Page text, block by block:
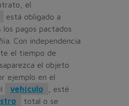
el
está obligado a
los pagos pactados
Con independencia
el tiempo de
el objeto
ejemplo en el
vehículo
, esté
total o se